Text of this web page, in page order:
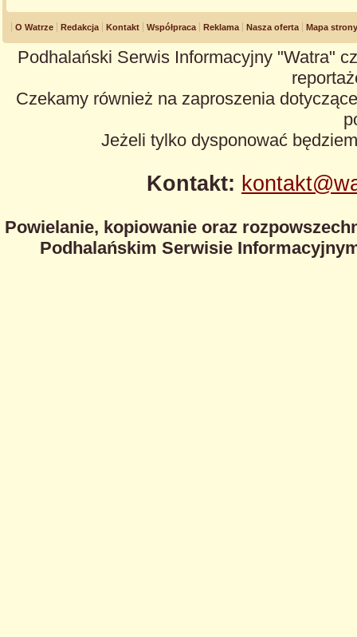
O Watrze Redakcja Kontakt Współpraca Reklama Nasza oferta Mapa strony
Podhalański Serwis Informacyjny "Watra"
Czekamy również na zaproszenia
Jeżeli tylko dysponować
Kontakt:
Powielanie, kopiowanie oraz
Podhalańskim Serwisie